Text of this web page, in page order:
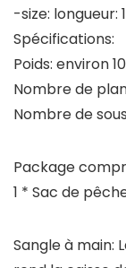
-size: longueur:
Spécifications:
Poids: environ
Nombre de
Nombre de
Package
1 * Sac de
Sangle à main: